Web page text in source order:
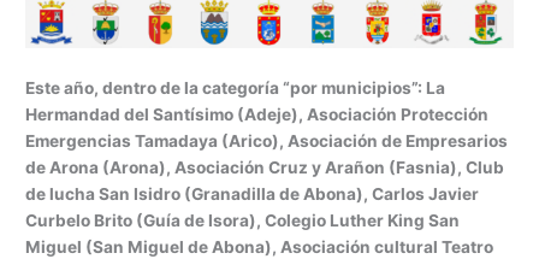
Este año, dentro de la categoría “por municipios”: La
Hermandad del Santísimo (Adeje), Asociación Protección
Emergencias Tamadaya (Arico), Asociación de Empresarios
de Arona (Arona), Asociación Cruz y Arañon (Fasnia), Club
de lucha San Isidro (Granadilla de Abona), Carlos Javier
Curbelo Brito (Guía de Isora), Colegio Luther King San
Miguel (San Miguel de Abona), Asociación cultural Teatro